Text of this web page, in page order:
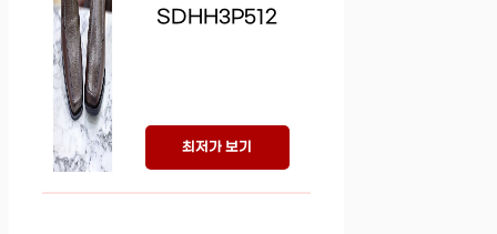
SDHH3P512
최저가 보기